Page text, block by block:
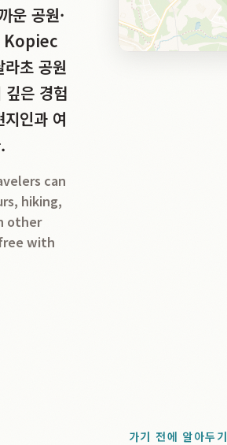
운 공원·
Kopiec
초 공원
은 경험
인과 여
can
hiking,
other
with
가기 전에 알아두기